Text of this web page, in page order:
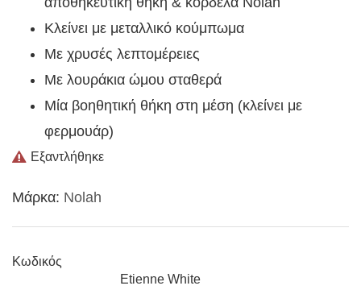
Kλείνει με μεταλλικό κούμπωμα
Με χρυσές λεπτομέρειες
Με λουράκια ώμου σταθερά
Μία βοηθητική θήκη στη μέση (κλείνει με
φερμουάρ)
Εξαντλήθηκε
Μάρκα: Nolah
Κωδικός
Etienne White